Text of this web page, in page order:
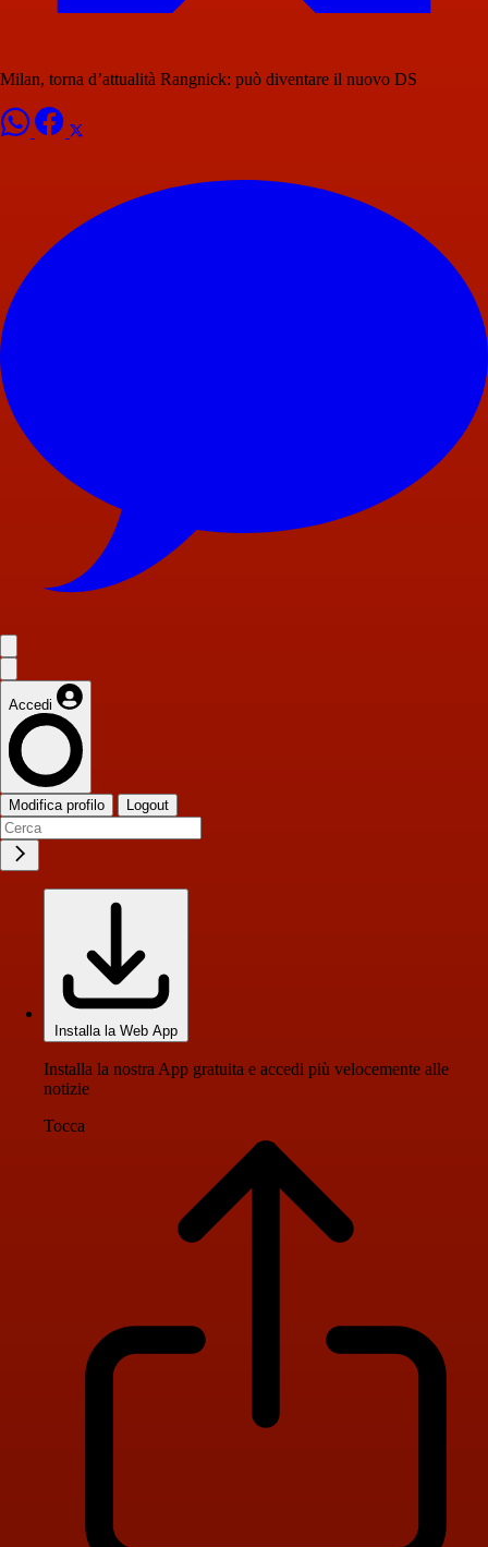
Milan, torna d’attualità Rangnick: può diventare il nuovo DS
Accedi
Modifica profilo Logout
Installa la Web App
Installa la nostra App gratuita e accedi più velocemente alle
notizie
Tocca